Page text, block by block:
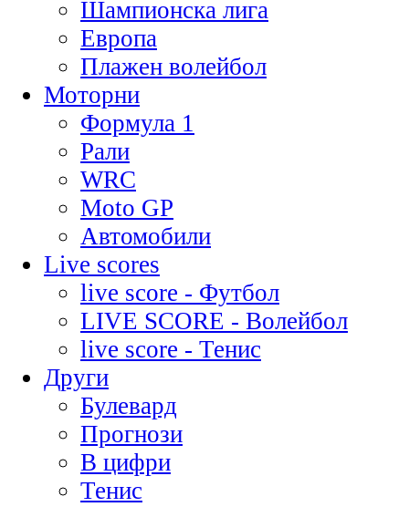
Шампионска лига
Европа
Плажен волейбол
Моторни
Формула 1
Рали
WRC
Moto GP
Автомобили
Live scores
live score - Футбол
LIVE SCORE - Волейбол
live score - Тенис
Други
Булевард
Прогнози
В цифри
Тенис